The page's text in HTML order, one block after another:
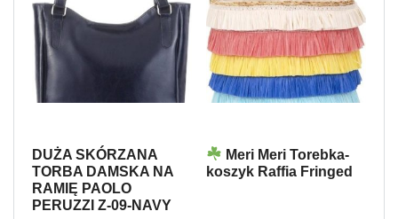
DUŻA SKÓRZANA
TORBA DAMSKA NA
RAMIĘ PAOLO
PERUZZI Z-09-NAVY
Meri Meri Torebka-
koszyk Raffia Fringed